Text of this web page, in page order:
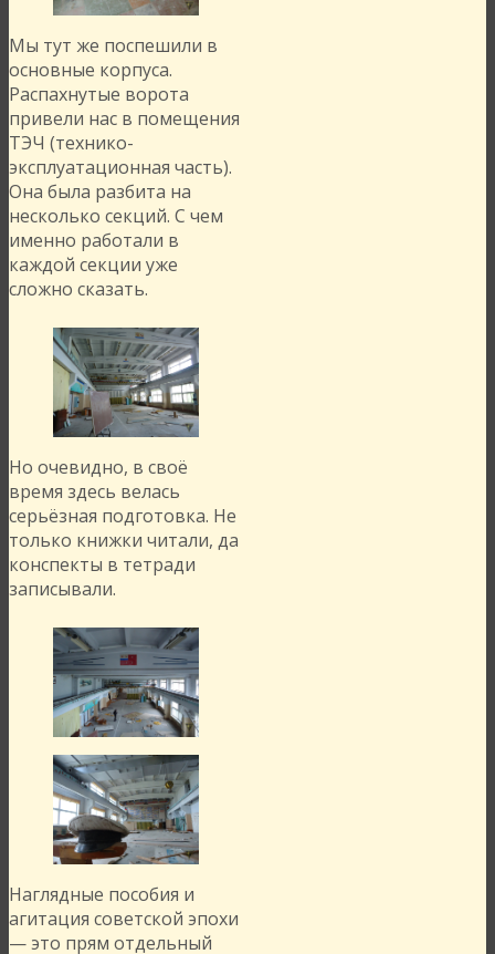
Мы тут же поспешили в
основные корпуса.
Распахнутые ворота
привели нас в помещения
ТЭЧ (технико-
эксплуатационная часть).
Она была разбита на
несколько секций. С чем
именно работали в
каждой секции уже
сложно сказать.
Но очевидно, в своё
время здесь велась
серьёзная подготовка. Не
только книжки читали, да
конспекты в тетради
записывали.
Наглядные пособия и
агитация советской эпохи
— это прям отдельный